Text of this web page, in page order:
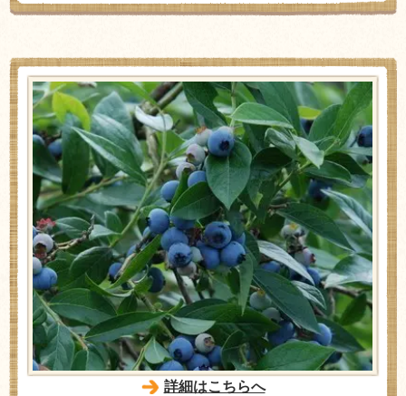
詳細はこちらへ